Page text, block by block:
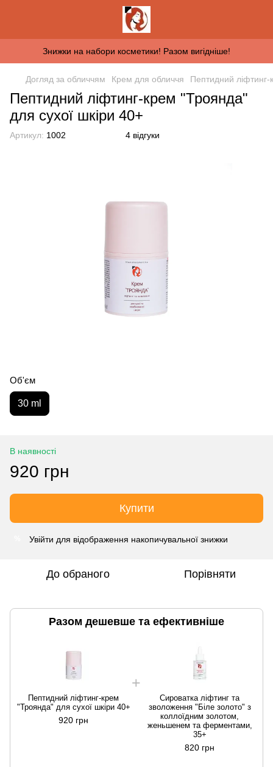
Знижки на набори косметики! Разом вигідніше!
Догляд за обличчям Крем для обличчя Пептидний
Пептидний ліфтинг-крем "Троянда"
для сухої шкіри 40+
Артикул: 1002 4 відгуки
Об'єм
30 ml
В наявності
920 грн
Купити
Увійти для відображення накопичувальної знижки
До обраного Порівняти
Разом дешевше та ефективніше
Пептидний ліфтинг-крем
"Троянда" для сухої шкіри 40+
920 грн
Сироватка ліфтинг та
зволоження "Біле золото" з
коллоїдним золотом,
женьшенем та ферментами,
35+
820 грн